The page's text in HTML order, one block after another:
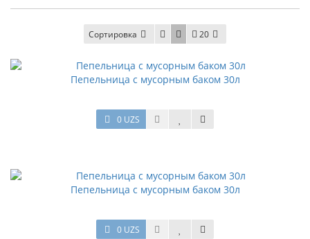
Сортировка 20
Пепельница с мусорным баком 30л
0 UZS
Пепельница с мусорным баком 30л
0 UZS